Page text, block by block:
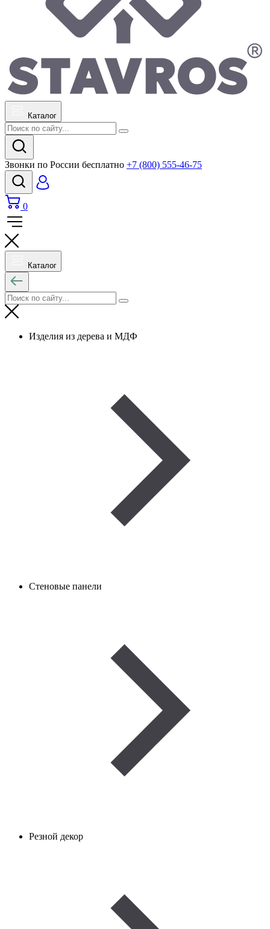
Каталог
Звонки по России бесплатно +7 (800) 555-46-75
0
Каталог
Изделия из дерева и МДФ
Стеновые панели
Резной декор